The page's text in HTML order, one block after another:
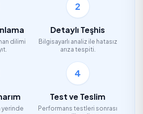
dilimi
2
Detaylı Teşhis
Bilgisayarlı analiz ile hatasız
arıza tespiti.
yerinde
4
Test ve Teslim
Performans testleri sonrası